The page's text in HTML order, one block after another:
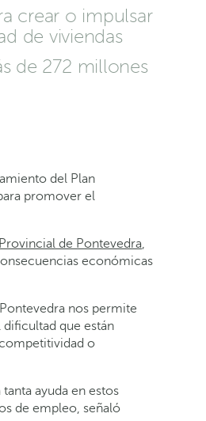
crear o impulsar
de viviendas
de 272 millones
del Plan
promover el
de Pontevedra,
económicas
nos permite
que están
o
ayuda en estos
de empleo, señaló